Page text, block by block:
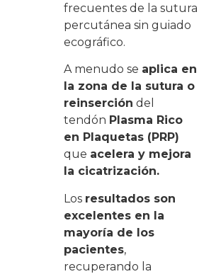
frecuentes de la sutura
percutánea sin guiado
ecográfico.
A menudo se aplica en
la zona de la sutura o
reinserción del
tendón Plasma Rico
en Plaquetas (PRP)
que acelera y mejora
la cicatrización.
Los resultados son
excelentes en la
mayoría de los
pacientes,
recuperando la